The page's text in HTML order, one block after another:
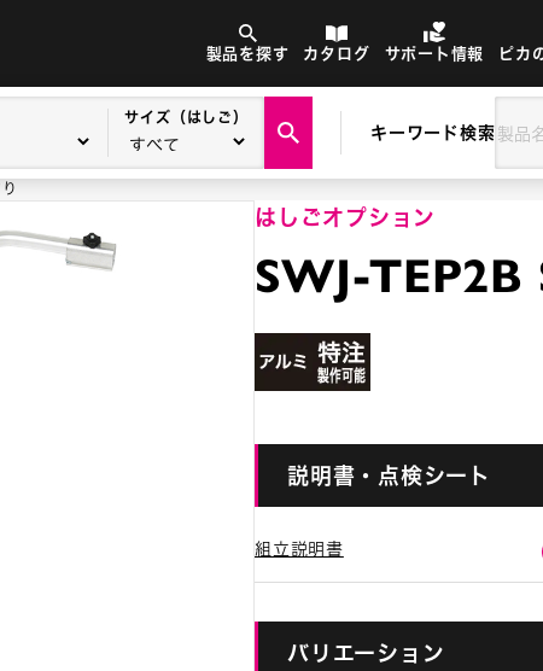
製品を探す カタログ サポート情報 ピカ
サイズ（はしご）
キーワード検索
SWJ-TEP2B
はしごオプション
説明書・点検シート
組立説明書
バリエーション